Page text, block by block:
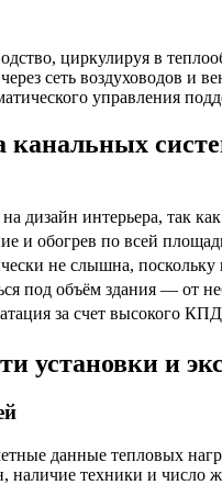
циркулируя в
сеть воздуховодов и
управления
дизайн интерьера, так
и обогрев по всей
не слышна,
под объём здания — от
за счет высокого
установки и
данные тепловых
наличие техники и число